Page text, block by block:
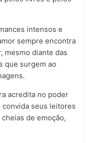
intensos e
sempre encontra
mesmo diante das
que surgem ao
acredita no poder
seus leitores
de emoção,